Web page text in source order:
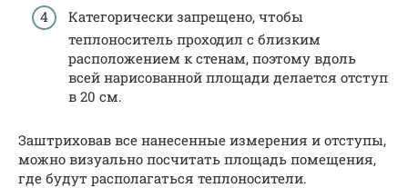
Категорически запрещено, чтобы
теплоноситель проходил с близким
расположением к стенам, поэтому вдоль
всей нарисованной площади делается отступ
в 20 см.
Заштриховав все нанесенные измерения и отступы,
можно визуально посчитать площадь помещения,
где будут располагаться теплоносители.